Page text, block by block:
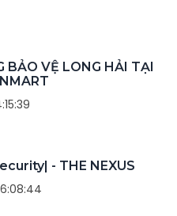
BẢO VỆ LONG HẢI TẠI
- THE NEXUS